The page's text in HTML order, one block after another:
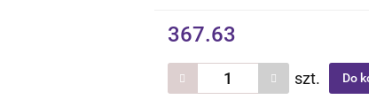
367.63
szt. Do